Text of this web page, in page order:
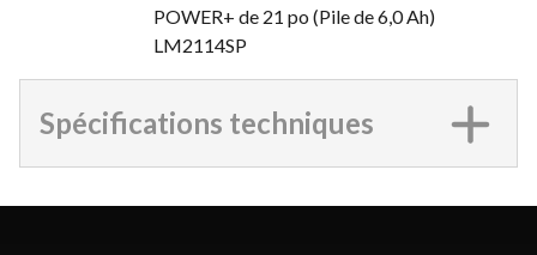
POWER+ de 21 po (Pile de 6,0 Ah)
LM2114SP
Spécifications techniques